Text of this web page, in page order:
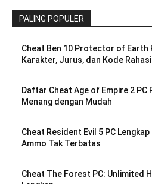
PALING POPULER
Cheat Ben 10 Protector of Earth
Karakter, Jurus, dan Kode
Daftar Cheat Age of Empire 2 PC
Menang dengan Mudah
Cheat Resident Evil 5 PC
Ammo Tak Terbatas
Cheat The Forest PC: Unlimited